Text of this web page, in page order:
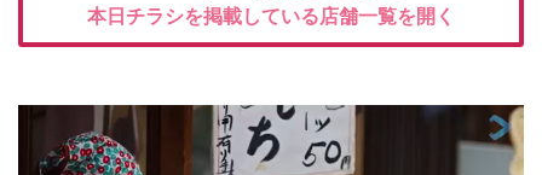
本日チラシを掲載している店舗一覧を開く